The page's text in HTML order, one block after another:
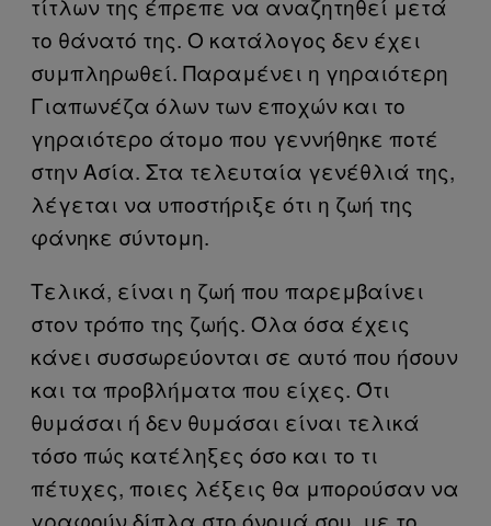
το θάνατό της. Ο κατάλογος δεν έχει
συμπληρωθεί. Παραμένει η γηραιότερη
Γιαπωνέζα όλων των εποχών και το
γηραιότερο άτομο που γεννήθηκε ποτέ
στην Ασία. Στα τελευταία γενέθλιά της,
λέγεται να υποστήριξε ότι η ζωή της
φάνηκε σύντομη.
Τελικά, είναι η ζωή που παρεμβαίνει
στον τρόπο της ζωής. Όλα όσα έχεις
κάνει συσσωρεύονται σε αυτό που ήσουν
και τα προβλήματα που είχες. Ότι
θυμάσαι ή δεν θυμάσαι είναι τελικά
τόσο πώς κατέληξες όσο και το τι
πέτυχες, ποιες λέξεις θα μπορούσαν να
γραφούν δίπλα στο όνομά σου, με το